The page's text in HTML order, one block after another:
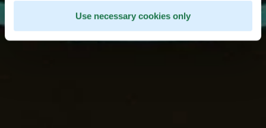
Use necessary cookies only